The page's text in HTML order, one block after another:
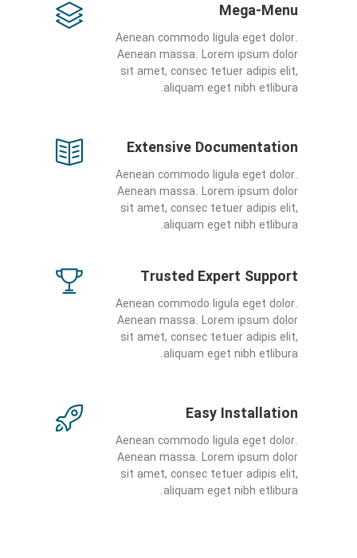
Mega-Menu
Aenean commodo ligula eget dolor.
Aenean massa. Lorem ipsum dolor
sit amet, consec tetuer adipis elit,
aliquam eget nibh etlibura.
Extensive Documentation
Aenean commodo ligula eget dolor.
Aenean massa. Lorem ipsum dolor
sit amet, consec tetuer adipis elit,
aliquam eget nibh etlibura.
Trusted Expert Support
Aenean commodo ligula eget dolor.
Aenean massa. Lorem ipsum dolor
sit amet, consec tetuer adipis elit,
aliquam eget nibh etlibura.
Easy Installation
Aenean commodo ligula eget dolor.
Aenean massa. Lorem ipsum dolor
sit amet, consec tetuer adipis elit,
aliquam eget nibh etlibura.